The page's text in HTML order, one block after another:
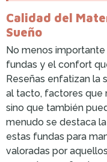
Calidad del
Sueño
No menos
fundas y el confort
Reseñas enfatizan la
al tacto, factores que
sino que también
menudo se destaca
estas fundas para
valoradas por